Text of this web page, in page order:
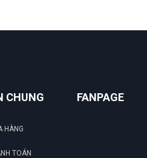
CHUNG
HÀNG
TOÁN
FANPAGE